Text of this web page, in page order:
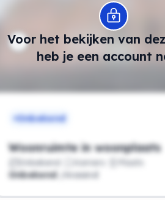
Voor het bekijken van
heb je een account
Modal
Onbekend
Woonruimte in woonplaats
Onbekend Kamers
Plaats
Onbekend
/maand